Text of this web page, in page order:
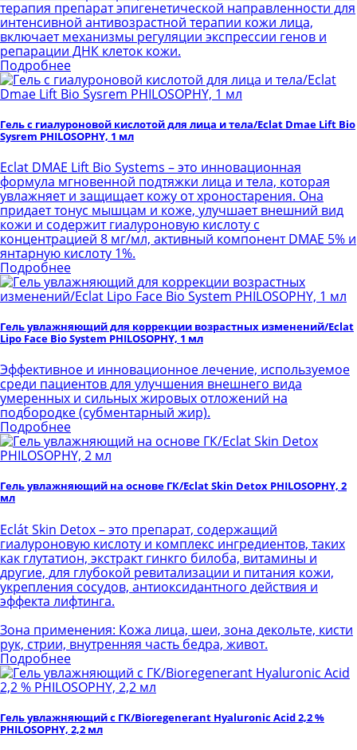
терапия препарат эпигенетической направленности для
интенсивной антивозрастной терапии кожи лица,
включает механизмы регуляции экспрессии генов и
репарации ДНК клеток кожи.
Подробнее
Гель с гиалуроновой кислотой для лица и тела/Eclat Dmae Lift Bio
Sysrem PHILOSOPHY, 1 мл
Eclat DMAE Lift Bio Systems – это инновационная
формула мгновенной подтяжки лица и тела, которая
увлажняет и защищает кожу от хроностарения. Она
придает тонус мышцам и коже, улучшает внешний вид
кожи и содержит гиалуроновую кислоту с
концентрацией 8 мг/мл, активный компонент DMAE 5% и
янтарную кислоту 1%.
Подробнее
Гель увлажняющий для коррекции возрастных изменений/Eclat
Lipo Face Bio System PHILOSOPHY, 1 мл
Эффективное и инновационное лечение, используемое
среди пациентов для улучшения внешнего вида
умеренных и сильных жировых отложений на
подбородке (субментарный жир).
Подробнее
Гель увлажняющий на основе ГК/Eclat Skin Detox PHILOSOPHY, 2
мл
Eclát Skin Detox – это препарат, содержащий
гиалуроновую кислоту и комплекс ингредиентов, таких
как глутатион, экстракт гинкго билоба, витамины и
другие, для глубокой ревитализации и питания кожи,
укрепления сосудов, антиоксидантного действия и
эффекта лифтинга.
Зона применения: Кожа лица, шеи, зона декольте, кисти
рук, стрии, внутренняя часть бедра, живот.
Подробнее
Гель увлажняющий с ГК/Bioregenerant Hyaluronic Acid 2,2 %
PHILOSOPHY, 2,2 мл